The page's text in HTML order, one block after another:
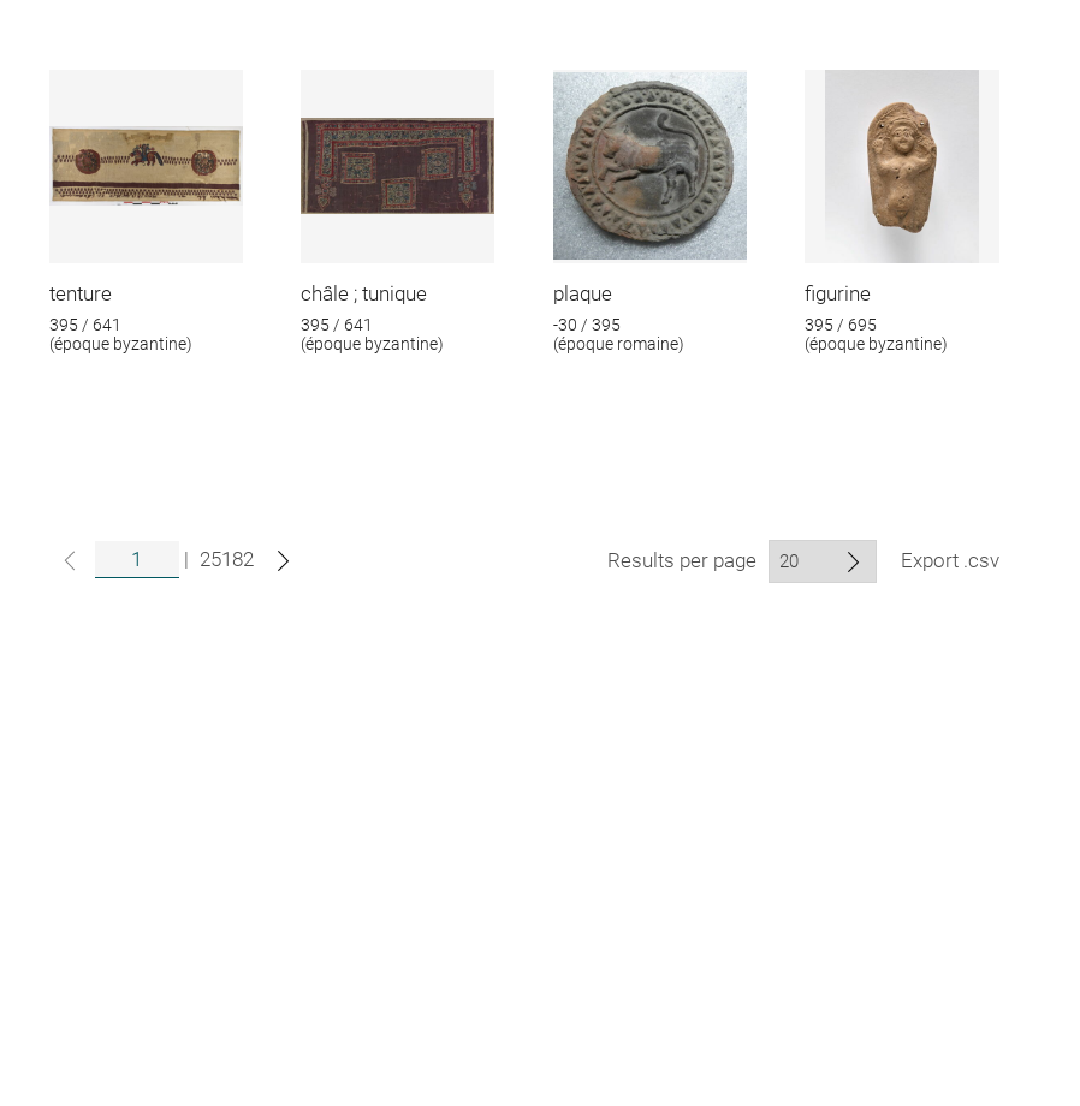
tenture
395 / 641
(époque byzantine)
châle ; tunique
395 / 641
(époque byzantine)
plaque
-30 / 395
(époque romaine)
figurine
395 / 695
(époque byzantine)
| 25182 Results per page Export .csv